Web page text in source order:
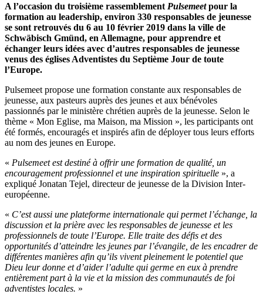
A l’occasion du troisième rassemblement Pulsemeetpour la
formation au leadership, environ 330 responsables de jeunesse
se sont retrouvés du 6 au 10 février 2019 dans la ville de
Schwäbisch Gmünd, en Allemagne, pour apprendre et
échanger leurs idées avec d’autres responsables de jeunesse
venus des églises Adventistes du Septième Jour de toute
l’Europe.
Pulsemeet propose une formation constante aux responsables de
jeunesse, aux pasteurs auprès des jeunes et aux bénévoles
passionnés par le ministère chrétien auprès de la jeunesse. Selon le
thème « Mon Eglise, ma Maison, ma Mission », les participants ont
été formés, encouragés et inspirés afin de déployer tous leurs efforts
au nom des jeunes en Europe.
« Pulsemeet est destiné à offrir une formation de qualité, un
encouragement professionnel et une inspiration spirituelle », a
expliqué Jonatan Tejel, directeur de jeunesse de la Division Inter-
européenne.
« C’est aussi une plateforme internationale qui permet l’échange, la
discussion et la prière avec les responsables de jeunesse et les
professionnels de toute l’Europe. Elle traite des défis et des
opportunités d’atteindre les jeunes par l’évangile, de les encadrer de
différentes manières afin qu’ils vivent pleinement le potentiel que
Dieu leur donne et d’aider l’adulte qui germe en eux à prendre
entièrement part à la vie et la mission des communautés de foi
adventistes locales. »